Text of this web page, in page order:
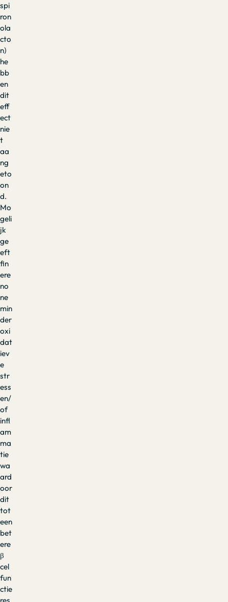
spi
ron
ola
cto
n)
he
bb
en
dit
eff
ect
nie
t
aa
ng
eto
on
d.
Mo
geli
jk
ge
eft
fin
ere
no
ne
min
der
oxi
dat
iev
e
str
ess
en/
of
infl
am
ma
tie
wa
ard
oor
dit
tot
een
bet
ere
β
cel
fun
ctie